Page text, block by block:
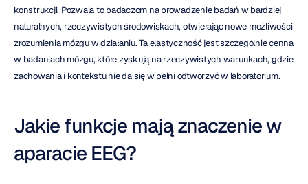
konstrukcji. Pozwala to badaczom na prowadzenie badań w bardziej
naturalnych, rzeczywistych środowiskach, otwierając nowe możliwości
zrozumienia mózgu w działaniu. Ta elastyczność jest szczególnie cenna
w badaniach mózgu, które zyskują na rzeczywistych warunkach, gdzie
zachowania i kontekstu nie da się w pełni odtworzyć w laboratorium.
Jakie funkcje mają znaczenie w
aparacie EEG?